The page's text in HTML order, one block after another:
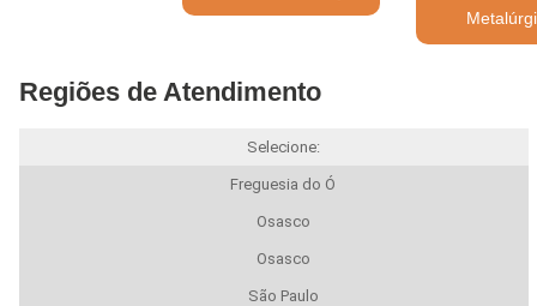
Regiões de Atendimento
Selecione:
Freguesia do Ó
Osasco
Osasco
São Paulo